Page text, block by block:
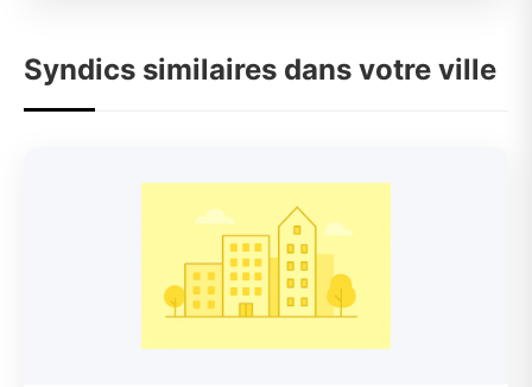
Syndics similaires dans votre ville